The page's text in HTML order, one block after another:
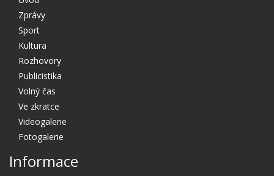
Zprávy
Sport
Kultura
Rozhovory
Publicistika
Volný čas
Ve zkratce
Videogalerie
Fotogalerie
Informace